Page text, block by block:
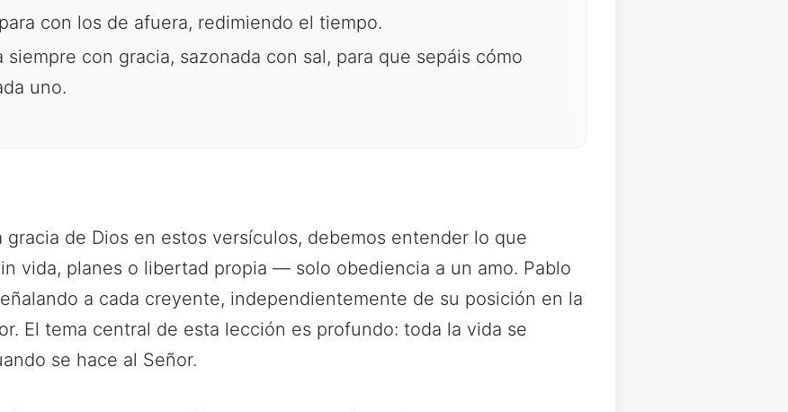
con los de afuera, redimiendo el tiempo.
siempre con gracia, sazonada con sal, para que sepáis cómo
uno.
gracia de Dios en estos versículos, debemos entender lo que
vida, planes o libertad propia — solo obediencia a un amo. Pablo
a cada creyente, independientemente de su posición en la
El tema central de esta lección es profundo: toda la vida se
se hace al Señor.